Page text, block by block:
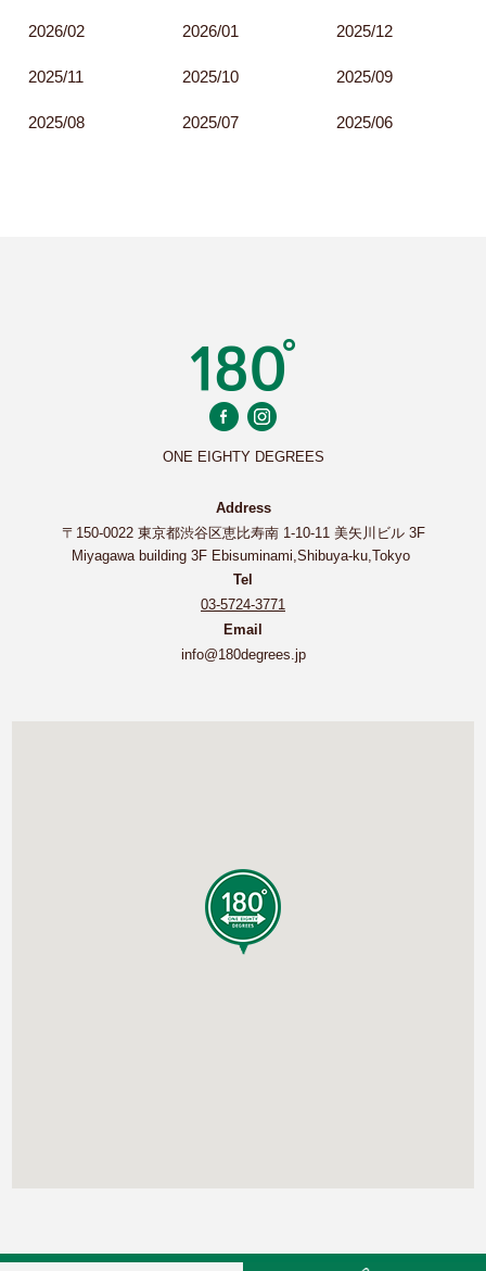
2026/02 2026/01 2025/12
2025/11 2025/10 2025/09
2025/08 2025/07 2025/06
ONE EIGHTY DEGREES
Address
〒150-0022 東京都渋谷区恵比寿南 1-10-11 美矢川ビル 3F
Miyagawa building 3F Ebisuminami,Shibuya-ku,Tokyo
Tel
03-5724-3771
Email
info@180degrees.jp